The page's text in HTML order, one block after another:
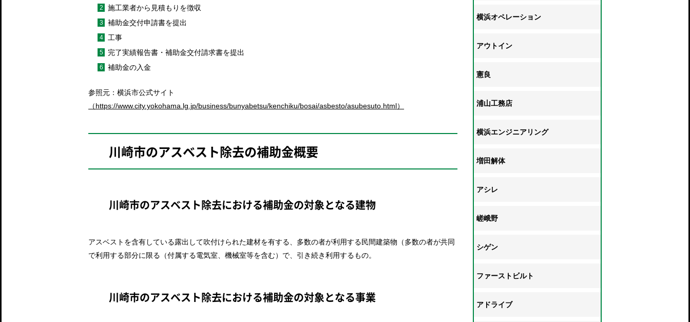
施工業者から見積もりを徴収
補助金交付申請書を提出
工事
完了実績報告書・補助金交付請求書を提出
補助金の入金
参照元：横浜市公式サイト
（https://www.city.yokohama.lg.jp/business/bunyabetsu/kenchiku/bosai/asbesto/asubesuto.html）
川崎市のアスベスト除去の補助金概要
川崎市のアスベスト除去における補助金の対象となる建物
アスベストを含有している露出して吹付けられた建材を有する、多数の者が利用する民間建築物（多数の者が共同
で利用する部分に限る（付属する電気室、機械室等を含む）で、引き続き利用するもの。
川崎市のアスベスト除去における補助金の対象となる事業
横浜オペレーション
アウトイン
憲良
浦山工務店
横浜エンジニアリング
増田解体
アシレ
嵯峨野
シゲン
ファーストビルト
アドライブ